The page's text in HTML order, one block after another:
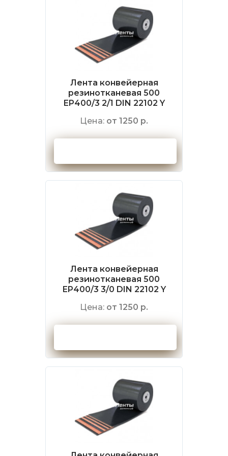
Лента конвейерная
резинотканевая 500
EP400/3 2/1 DIN 22102 Y
Цена: от 1250 р.
Лента конвейерная
резинотканевая 500
EP400/3 3/0 DIN 22102 Y
Цена: от 1250 р.